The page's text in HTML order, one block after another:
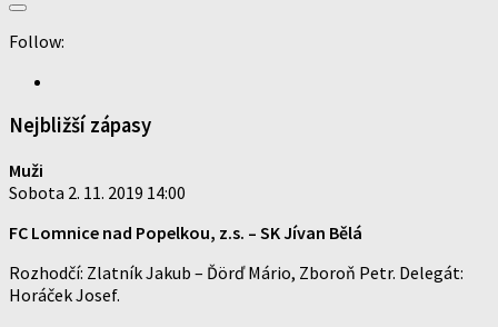
Follow:
Nejbližší zápasy
Muži
Sobota 2. 11. 2019 14:00
FC Lomnice nad Popelkou, z.s. – SK Jívan Bělá
Rozhodčí: Zlatník Jakub – Ďörď Mário, Zboroň Petr. Delegát:
Horáček Josef.